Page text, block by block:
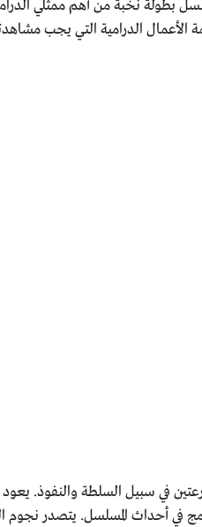
يتميز المسلسل بطولة نخبة من أهم ممثلي
في سبيل السلطة والنفوذ.
يندمج في أحداث المسلسل. يتصدر نجوم